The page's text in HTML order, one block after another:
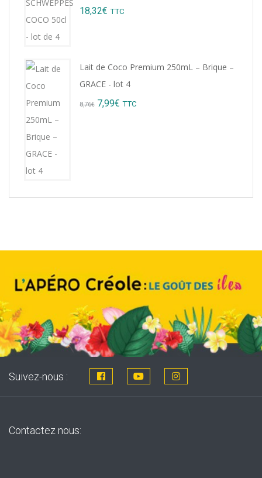
18,32€ TTC
Lait de Coco Premium 250mL – Brique –
GRACE - lot 4
8,76€ Original
7,99€ Current
TTC
Suivez-nous :
Contactez nous: